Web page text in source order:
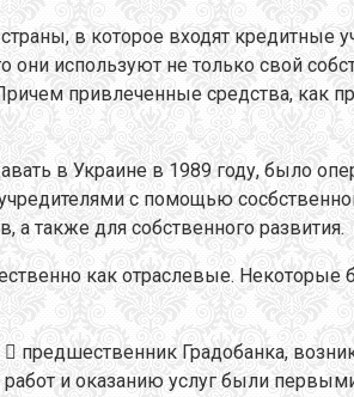
в которое входят
они используют не только свой
привлеченные средства, как
в Украине в 1989 году, было
с помощью
также для собственного развития.
как отраслевые.
Градобанка,
и оказанию услуг были